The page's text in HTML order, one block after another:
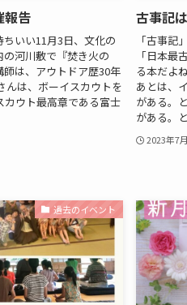
報告
いい11月3日、文化の
河川敷で『焚き火の
は、アウトドア歴30年
んは、ボーイスカウトを
カウト最高章である富士
古事記
「古事記
「日本最
る本だよ
あとは、
がある。
がある。
2023年7
過去のイベント